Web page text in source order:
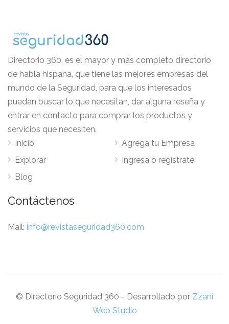
Directorio 360, es el mayor y más completo directorio
de habla hispana, que tiene las mejores empresas del
mundo de la Seguridad, para que los interesados
puedan buscar lo que necesitan, dar alguna reseña y
entrar en contacto para comprar los productos y
servicios que necesiten.
Inicio
Explorar
Blog
Agrega tu Empresa
Ingresa o regístrate
Contáctenos
Mail: info@revistaseguridad360.com
© Directorio Seguridad 360 - Desarrollado por Zzani
Web Studio